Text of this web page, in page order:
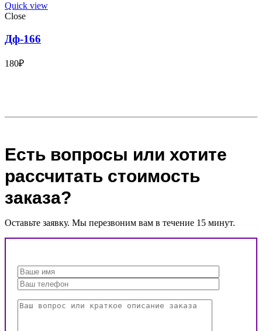
Quick view
Close
Дф-166
180₽
Есть вопросы или хотите
рассчитать стоимость
заказа?
Оставьте заявку. Мы перезвоним вам в течение 15 минут.